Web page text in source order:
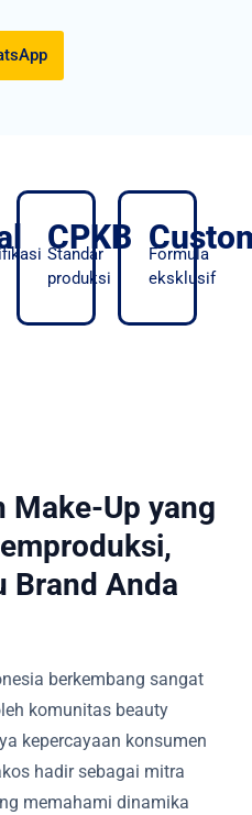
CPKB
Standar
produksi
Formula
eksklusif
Make-Up yang
Brand Anda
berkembang sangat
komunitas beauty
kepercayaan konsumen
hadir sebagai mitra
memahami dinamika